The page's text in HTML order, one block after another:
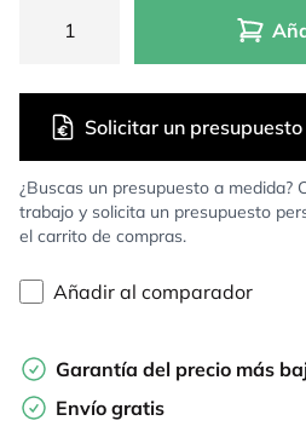
¿Buscas un presupuesto a medida?
trabajo y solicita un presupuesto
el carrito de compras.
Solicitar un presupuesto
Añadir al comparador
Garantía del precio más
Envío gratis